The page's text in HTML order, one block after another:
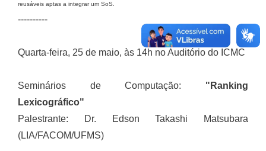
reusáveis aptas a integrar um SoS.
----------
Quarta-feira, 25 de maio, às 14h no Auditório do ICMC
Seminários de Computação: "Ranking
Lexicográfico"
Palestrante: Dr. Edson Takashi Matsubara
(LIA/FACOM/UFMS)